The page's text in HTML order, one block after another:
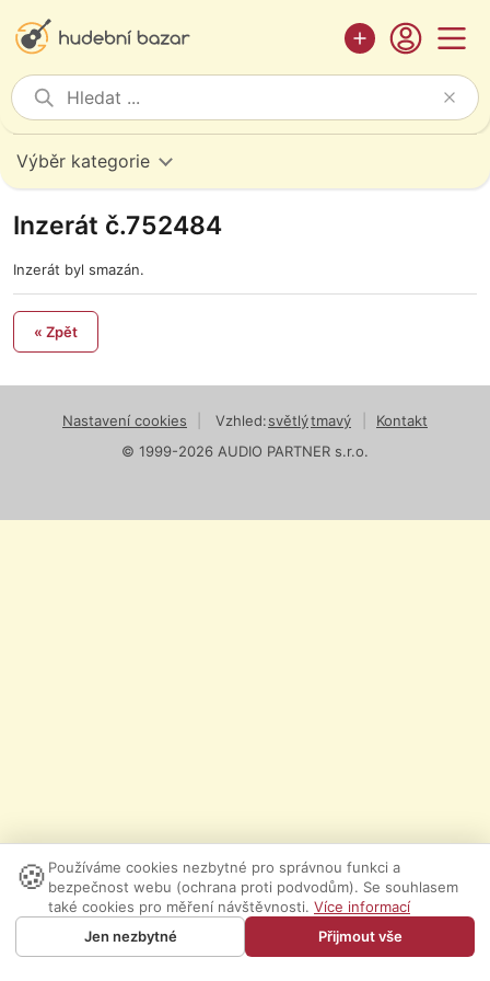
Výběr kategorie
Inzerát č.752484
Inzerát byl smazán.
« Zpět
Nastavení cookies Vzhled:světlýtmavý
Kontakt
© 1999-2026 AUDIO PARTNER s.r.o.
🍪 Používáme cookies nezbytné pro správnou funkci a
bezpečnost webu (ochrana proti podvodům). Se souhlasem
také cookies pro měření návštěvnosti. Více informací
Jen nezbytné
Přijmout vše